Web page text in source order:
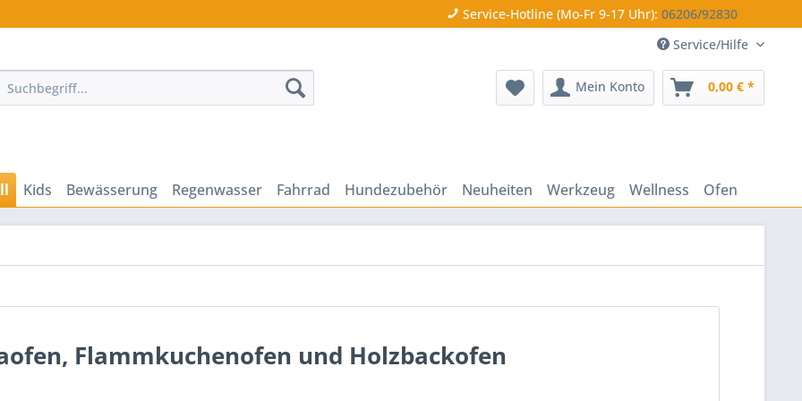
Service-Hotline (Mo-Fr 9-17 Uhr): 06206/92830
Service/Hilfe
Mein Konto 0,00 € *
Kids Bewässerung Regenwasser Fahrrad Hundezubehör Neuheiten Werkzeug Wellness Ofen
Flammkuchenofen und Holzbackofen